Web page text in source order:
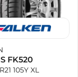
FK520
105Y XL